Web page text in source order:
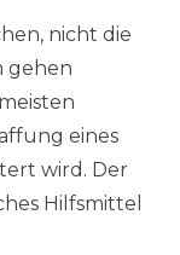
nicht die
gehen
eines
wird. Der
Hilfsmittel